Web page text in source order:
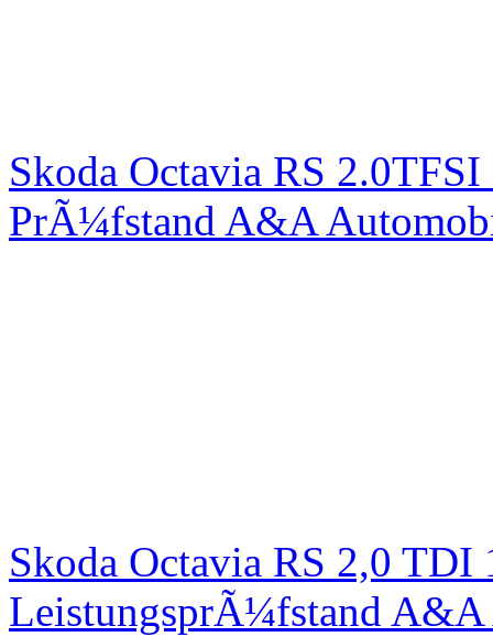
Skoda Octavia RS
PrÃ¼fstand A&A
Skoda Octavia RS 2,0
LeistungsprÃ¼fstand